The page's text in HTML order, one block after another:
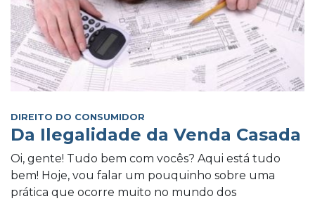
DIREITO DO CONSUMIDOR
Da Ilegalidade da Venda Casada
Oi, gente! Tudo bem com vocês? Aqui está tudo
bem! Hoje, vou falar um pouquinho sobre uma
prática que ocorre muito no mundo dos